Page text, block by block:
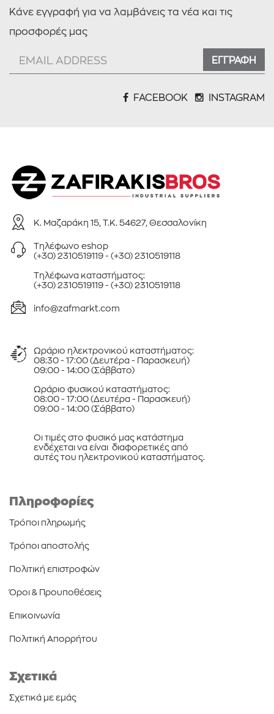
Κάνε εγγραφή για να λαμβάνεις τα νέα και τις
προσφορές μας
ΕΓΓΡΑΦΗ
FACEBOOK INSTAGRAM
Κ. Μαζαράκη 15, Τ.Κ. 54627, Θεσσαλονίκη
Τηλέφωνo eshop
(+30) 2310519119- (+30) 2310519118
Τηλέφωνa καταστήματος:
(+30) 2310519119- (+30) 2310519118
info@zafmarkt.com
Ωράριο ηλεκτρονικού καταστήματος:
08:30 - 17:00 (Δευτέρα - Παρασκευή)
09:00 - 14:00 (Σάββατο)
Ωράριο φυσικού καταστήματος:
08:00 - 17:00 (Δευτέρα - Παρασκευή)
09:00 - 14:00 (Σάββατο)
Οι τιμές στο φυσικό μας κατάστημα
ενδέχεται να είναι διαφορετικές από
αυτές του ηλεκτρονικού καταστήματος.
Πληροφορίες
Τρόποι πληρωμής
Τρόποι αποστολής
Πολιτική επιστροφών
Όροι & Προυποθέσεις
Επικοινωνία
Πολιτική Απορρήτου
Σχετικά
Σχετικά με εμάς